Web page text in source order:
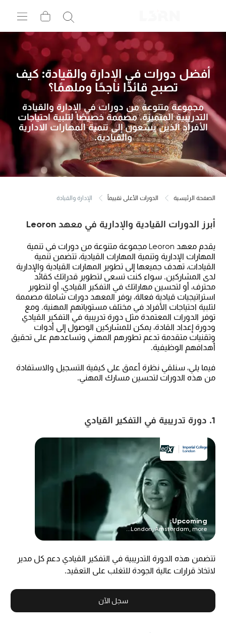
أفضل دورات في الإدارة والقيادة: كيف
تصبح قائدًا ناجحًا وملهمًا؟
مجموعة متنوعة من دورات في الإدارة والقيادة
التدريبية المتميزة، مصممة خصيصًا لتلبية احتياجات
الأفراد الذين يسعون إلى تنمية المهارات الادارية
والقيادية.
الصفحة الرئيسية الدورات الأعلى تقييماً الإدارة والقيادة
أبرز الدورات القيادية والإدارية في معهد Leoron
يقدم معهد Leoron مجموعة متنوعة من دورات في تنمية
المهارات الإدارية وتنمية المهارات القيادية، تتضمن تنمية
القيادات، تهدف جميعها إلى تطوير المهارات القيادية والإدارية
لدى المشاركين. سواء كنت تسعى لتطوير قدراتك كقائد
محترف، أو لتحسين مهاراتك في التفكير القيادي، أو لتطوير
استراتيجيات قيادية فعالة، يوفر المعهد دورات شاملة مصممة
لتلبية احتياجات الأفراد في مختلف مستوياتهم المهنية. ومع
توفر الدورات المعتمدة مثل دورة تدريبية في التفكير القيادي
ودورة إعداد القادة، يمكن للمشاركين الوصول إلى أدوات
وتقنيات متقدمة تدعم تطورهم المهني وتساعدهم على تحقيق
أهدافهم الوظيفية.
فيما يلي، سنلقي نظرة أعمق على كيفية التسجيل والاستفادة
من هذه الدورات لتحسين مسارك المهني.
1. دورة تدريبية في التفكير القيادي
Upcoming:
London, Amsterdam, more...
تتضمن هذه الدورة التدريبية في التفكير القيادي دعم كل مدير
لاتخاذ قرارات عالية الجودة للتغلب على التعقيد.
سجل الآن